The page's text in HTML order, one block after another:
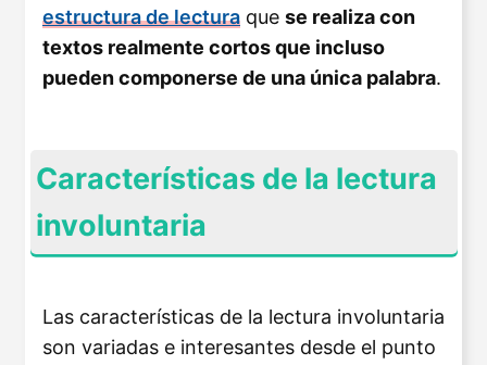
estructura de lectura que se realiza con
textos realmente cortos que incluso
pueden componerse de una única palabra.
Características de la lectura
involuntaria
Las características de la lectura involuntaria
son variadas e interesantes desde el punto